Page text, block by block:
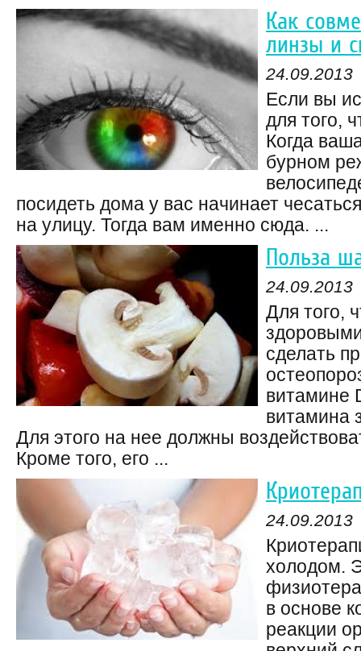
Как
линзы и
24.09.2013
Если вы
для того,
Когда
бурном
посидеть дома у вас начинает
на улицу. Тогда вам именно сюда. ...
Польза
24.09.2013
Для того,
сделать
витамине
витамина
Для этого на нее должны
Кроме того, его ...
24.09.2013
холодом.
в основе
реакции